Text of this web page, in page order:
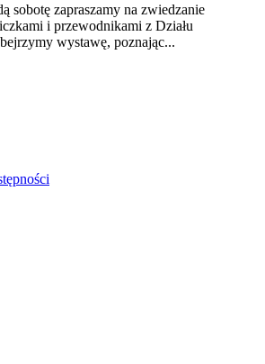
zapraszamy na zwiedzanie
i przewodnikami z Działu
wystawę, poznając...